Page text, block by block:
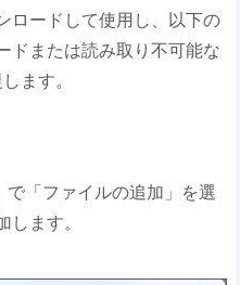
ロードして使用し、以下の
ドまたは読み取り不可能な
ます。
で「ファイルの追加」を選
ます。